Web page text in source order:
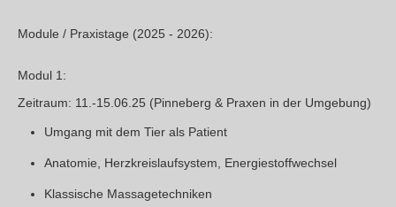
Module / Praxistage (2025 - 2026):
Modul 1:
Zeitraum: 11.-15.06.25 (Pinneberg & Praxen in der Umgebung)
Umgang mit dem Tier als Patient
Anatomie, Herzkreislaufsystem, Energiestoffwechsel
Klassische Massagetechniken